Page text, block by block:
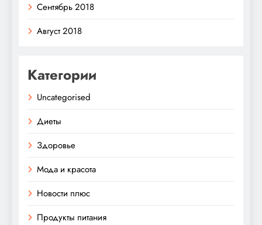
Сентябрь 2018
Август 2018
Категории
Uncategorised
Диеты
Здоровье
Мода и красота
Новости плюс
Продукты питания